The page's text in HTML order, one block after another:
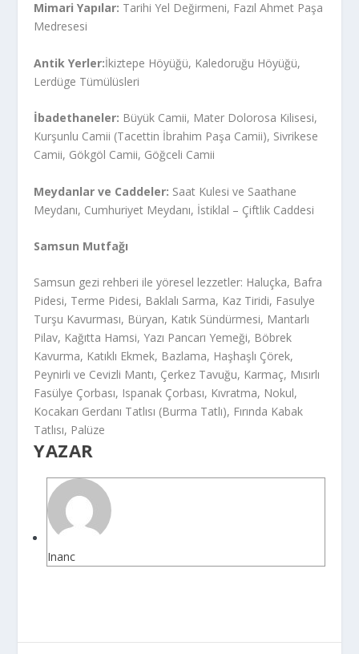
Mimari Yapılar: Tarihi Yel Değirmeni, Fazıl Ahmet Paşa
Medresesi
Antik Yerler:İkiztepe Höyüğü, Kaledoruğu Höyüğü,
Lerdüge Tümülüsleri
İbadethaneler: Büyük Camii, Mater Dolorosa Kilisesi,
Kurşunlu Camii (Tacettin İbrahim Paşa Camii), Sivrikese
Camii, Gökgöl Camii, Göğceli Camii
Meydanlar ve Caddeler: Saat Kulesi ve Saathane
Meydanı, Cumhuriyet Meydanı, İstiklal – Çiftlik Caddesi
Samsun Mutfağı
Samsun gezi rehberi ile yöresel lezzetler: Haluçka, Bafra
Pidesi, Terme Pidesi, Baklalı Sarma, Kaz Tiridi, Fasulye
Turşu Kavurması, Büryan, Katık Sündürmesi, Mantarlı
Pilav, Kağıtta Hamsi, Yazı Pancarı Yemeği, Böbrek
Kavurma, Katıklı Ekmek, Bazlama, Haşhaşlı Çörek,
Peynirli ve Cevizli Mantı, Çerkez Tavuğu, Karmaç, Mısırlı
Fasülye Çorbası, Ispanak Çorbası, Kıvratma, Nokul,
Kocakarı Gerdanı Tatlısı (Burma Tatlı), Fırında Kabak
Tatlısı, Palüze
YAZAR
Inanc